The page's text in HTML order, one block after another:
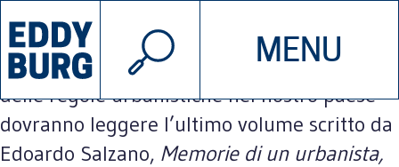
MENU
INIZIATIVE CHI SIAMO
SOSTIENICI CONTATTACI
© 2026 EDDYBURG
Tutti coloro che vogliono comprendere le
motivazioni della inarrestabile cancellazione
delle regole urbanistiche nel nostro paese
dovranno leggere l’ultimo volume scritto da
Edoardo Salzano, Memorie di un urbanista,